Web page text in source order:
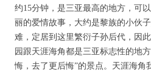
约15分钟，是三亚最高的地方，可
丽的爱情故事，大约是黎族的小伙
难，定居到这里繁衍子孙后代，因
园跟天涯海角都是三亚标志性的地
悔，去了更后悔”的景点。天涯海角